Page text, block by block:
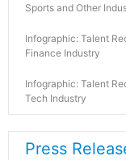
Sports and Other
Infographic: Talent
Finance Industry
Infographic: Talent
Tech Industry
Press